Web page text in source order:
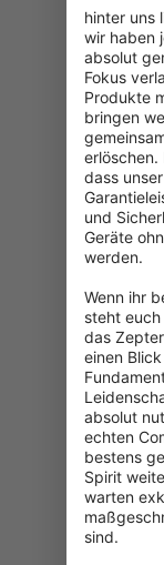
hinter uns
wir haben
absolut
Fokus
Produkte
bringen
erlöschen.
dass
und
Geräte
werden.
Wenn ihr
steht
das
einen
absolut
echten
bestens
Spirit
warten
sind.